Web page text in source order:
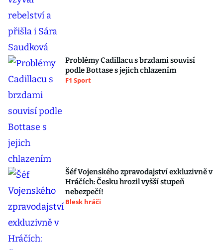
Problémy Cadillacu s brzdami souvisí
podle Bottase s jejich chlazením
F1 Sport
Šéf Vojenského zpravodajství exkluzivně v
Hráčích: Česku hrozil vyšší stupeň
nebezpečí!
Blesk hráči